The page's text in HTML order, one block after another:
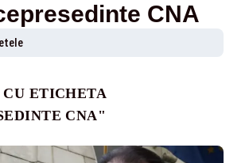
CNA
ETICHETA
CNA"